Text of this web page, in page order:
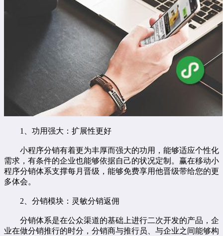
1、功用强大：扩展性更好
小程序分销有着更为丰厚而强大的功用，能够适应个性化
需求，有条件的企业也能够依据自己的状况定制。赢在移动小
程序分销体系支撑每月晋级，能够免费享用他晋级带给您的更
多体会。
2、分销模块：灵敏分销返佣
分销体系是在公众渠道的基础上进行二次开发的产品，企
业在做分销推行的时分，分销商与推行员、与企业之间能够构